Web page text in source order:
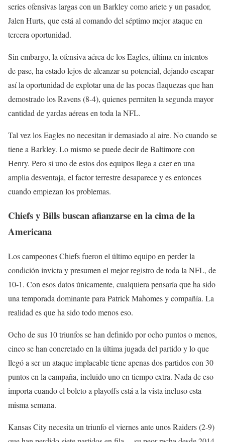
series ofensivas largas con un Barkley como ariete y un pasador,
Jalen Hurts, que está al comando del séptimo mejor ataque en
tercera oportunidad.
Sin embargo, la ofensiva aérea de los Eagles, última en intentos
de pase, ha estado lejos de alcanzar su potencial, dejando escapar
así la oportunidad de explotar una de las pocas flaquezas que han
demostrado los Ravens (8-4), quienes permiten la segunda mayor
cantidad de yardas aéreas en toda la NFL.
Tal vez los Eagles no necesitan ir demasiado al aire. No cuando se
tiene a Barkley. Lo mismo se puede decir de Baltimore con
Henry. Pero si uno de estos dos equipos llega a caer en una
amplia desventaja, el factor terrestre desaparece y es entonces
cuando empiezan los problemas.
Chiefs y Bills buscan afianzarse en la cima de la
Americana
Los campeones Chiefs fueron el último equipo en perder la
condición invicta y presumen el mejor registro de toda la NFL, de
10-1. Con esos datos únicamente, cualquiera pensaría que ha sido
una temporada dominante para Patrick Mahomes y compañía. La
realidad es que ha sido todo menos eso.
Ocho de sus 10 triunfos se han definido por ocho puntos o menos,
cinco se han concretado en la última jugada del partido y lo que
llegó a ser un ataque implacable tiene apenas dos partidos con 30
puntos en la campaña, incluido uno en tiempo extra. Nada de eso
importa cuando el boleto a playoffs está a la vista incluso esta
misma semana.
Kansas City necesita un triunfo el viernes ante unos Raiders (2-9)